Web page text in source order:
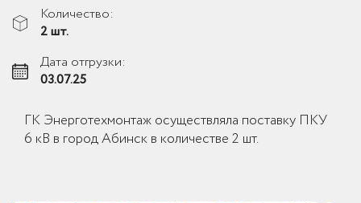
Количество:
2 шт.
Дата отгрузки:
03.07.25
ГК Энерготехмонтаж осуществляла поставку ПКУ
6 кВ в город Абинск в количестве 2 шт.